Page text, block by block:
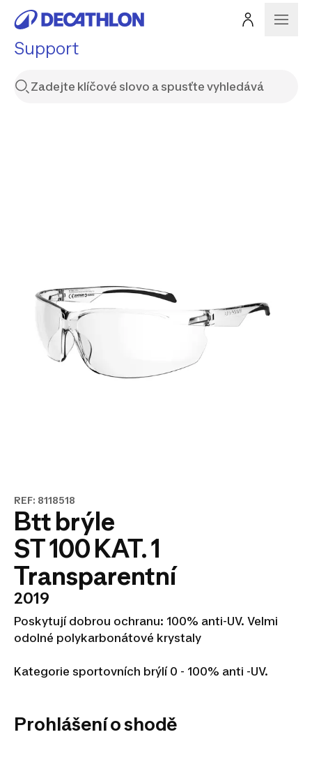
Support
REF: 8118518
Btt brýle
ST 100 KAT. 1
Transparentní
2019
Poskytují dobrou ochranu: 100% anti-UV. Velmi
odolné polykarbonátové krystaly
Kategorie sportovních brýlí 0 - 100% anti -UV.
Prohlášení o shodě